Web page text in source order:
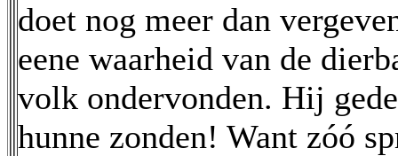
doet nog meer dan
eene waarheid van de
volk ondervonden. Hij
hunne zonden! Want zóó